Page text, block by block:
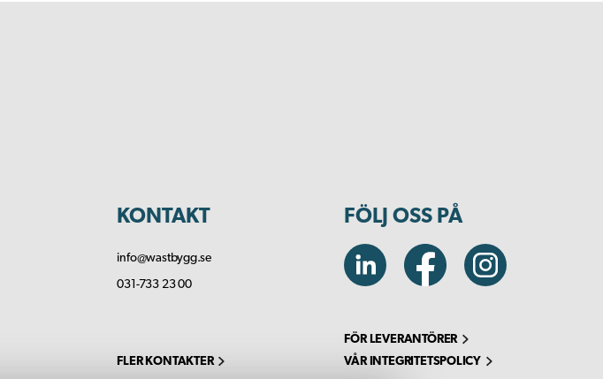
KONTAKT
info@wastbygg.se
031-733 23 00
FLER KONTAKTER
FÖLJ OSS PÅ
FÖR LEVERANTÖRER
VÅR INTEGRITETSPOLICY